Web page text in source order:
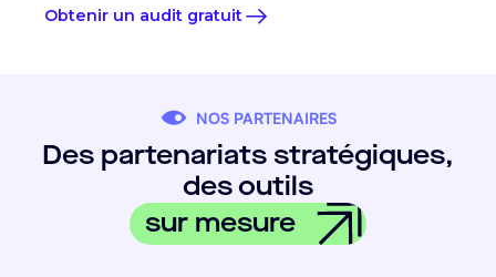
Obtenir un audit gratuit
NOS PARTENAIRES
Des partenariats stratégiques,
des outils
sur mesure